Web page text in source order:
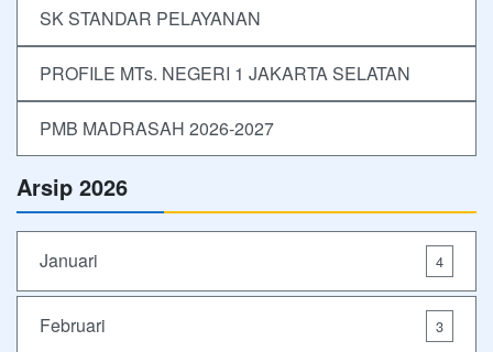
SK STANDAR PELAYANAN
PROFILE MTs. NEGERI 1 JAKARTA SELATAN
PMB MADRASAH 2026-2027
Arsip 2026
Januari 4
Februari 3